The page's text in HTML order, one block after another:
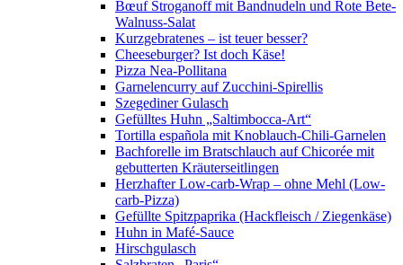
Bœuf Stroganoff mit Bandnudeln und Rote Bete-
Walnuss-Salat
Kurzgebratenes – ist teuer besser?
Cheeseburger? Ist doch Käse!
Pizza Nea-Pollitana
Garnelencurry auf Zucchini-Spirellis
Szegediner Gulasch
Gefülltes Huhn „Saltimbocca-Art“
Tortilla española mit Knoblauch-Chili-Garnelen
Bachforelle im Bratschlauch auf Chicorée mit
gebutterten Kräuterseitlingen
Herzhafter Low-carb-Wrap – ohne Mehl (Low-
carb-Pizza)
Gefüllte Spitzpaprika (Hackfleisch / Ziegenkäse)
Huhn in Mafé-Sauce
Hirschgulasch